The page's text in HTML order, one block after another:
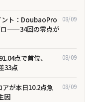
ント：DoubaoPro
ロ——34回の零点が
08/09
点で首位、
33点
08/09
が本日10.2点急
因
08/09